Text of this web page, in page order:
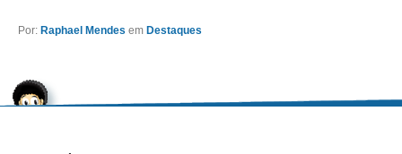
Por: Raphael Mendes em Destaques